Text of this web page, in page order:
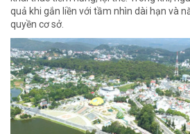
quả khi gắn liền với tầm nhìn dài hạn và
quyền cơ sở.